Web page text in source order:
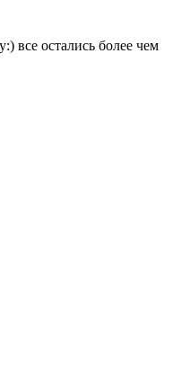
все остались более чем